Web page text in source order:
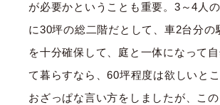
が必要かということも重要。3～4人
に30坪の総二階だとして、車2台分の
を十分確保して、庭と一体になって
て暮らすなら、60坪程度は欲しいと
おざっぱな言い方をしましたが、こ